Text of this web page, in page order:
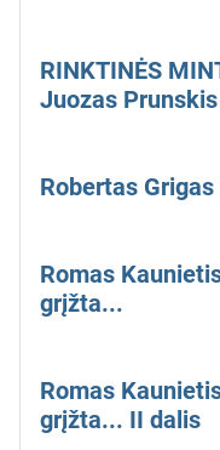
RINKTINĖS
Juozas Prunskis
Robertas
Romas
grįžta...
Romas
grįžta... II dalis